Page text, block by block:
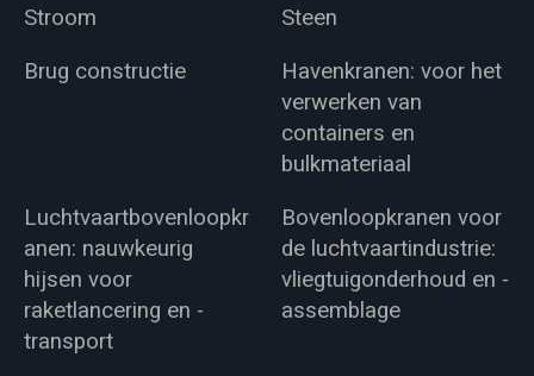
Stroom
Steen
Brug constructie
Havenkranen: voor het
verwerken van
containers en
bulkmateriaal
Luchtvaartbovenloopkr
anen: nauwkeurig
hijsen voor
raketlancering en -
transport
Bovenloopkranen voor
de luchtvaartindustrie:
vliegtuigonderhoud en -
assemblage